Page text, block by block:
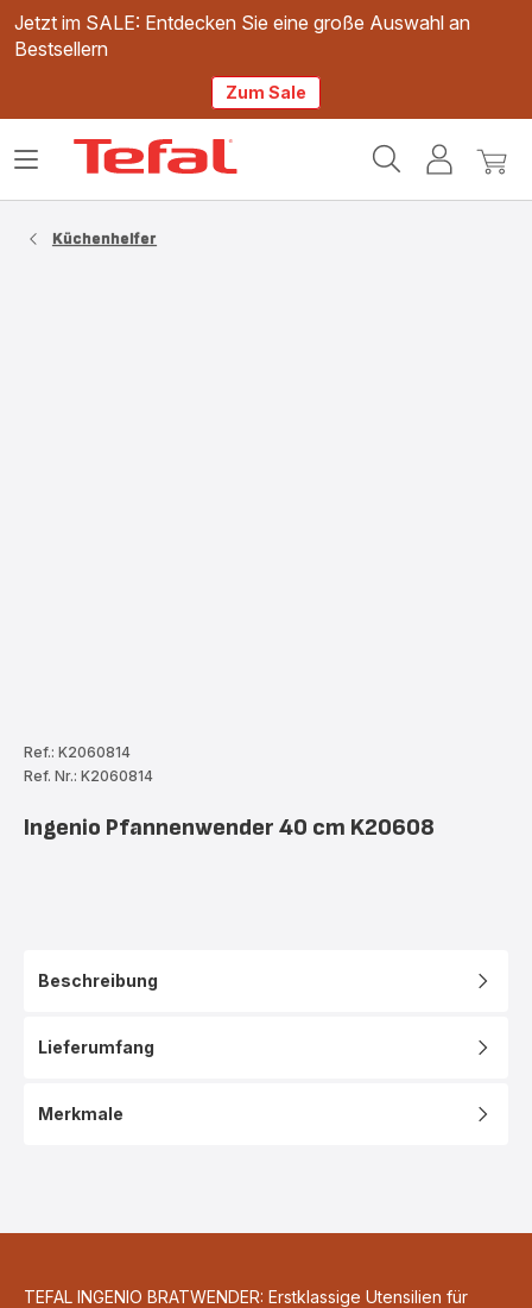
Jetzt im SALE: Entdecken Sie eine große Auswahl an
Bestsellern
Zum Sale
Mein
Mein
Das
Küchenhelfer
Ref.: K2060814
Ref. Nr.: K2060814
Ingenio Pfannenwender 40 cm K20608
Beschreibung
Lieferumfang
Merkmale
TEFAL INGENIO BRATWENDER: Erstklassige Utensilien für